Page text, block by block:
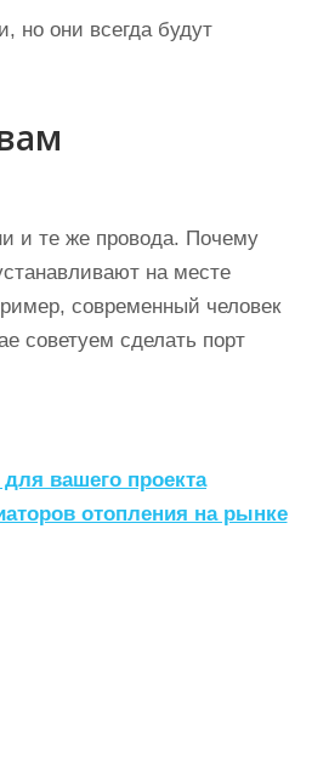
но они всегда будут
и те же провода. Почему
на месте
современный человек
советуем сделать порт
вашего проекта
отопления на рынке